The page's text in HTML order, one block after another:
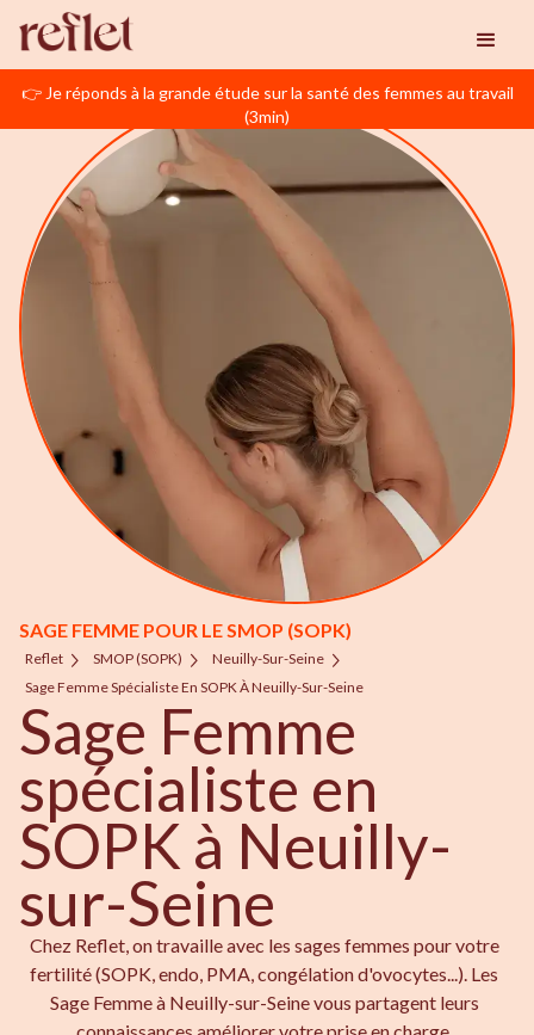
👉 Je réponds à la grande étude sur la santé des femmes au travail
(3min)
SAGE FEMME POUR LE SMOP (SOPK)
Reflet SMOP (SOPK)
Neuilly-Sur-Seine
Sage Femme Spécialiste En SOPK À Neuilly-Sur-Seine
Sage Femme
spécialiste en
SOPK à Neuilly-
sur-Seine
Chez Reflet, on travaille avec les sages femmes pour votre
fertilité (SOPK, endo, PMA, congélation d'ovocytes...). Les
Sage Femme à Neuilly-sur-Seine vous partagent leurs